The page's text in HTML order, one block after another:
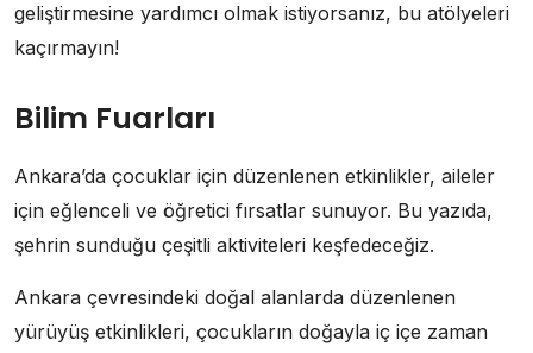
geliştirmesine yardımcı olmak istiyorsanız, bu atölyeleri
kaçırmayın!
Bilim Fuarları
Ankara’da çocuklar için düzenlenen etkinlikler, aileler
için eğlenceli ve öğretici fırsatlar sunuyor. Bu yazıda,
şehrin sunduğu çeşitli aktiviteleri keşfedeceğiz.
Ankara çevresindeki doğal alanlarda düzenlenen
yürüyüş etkinlikleri, çocukların doğayla iç içe zaman